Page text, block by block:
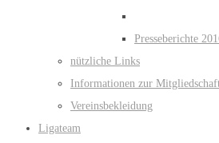
Presseberichte
nützliche Links
Informationen zur
Vereinsbekleidung
Ligateam